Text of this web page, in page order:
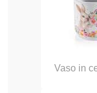
Vaso in